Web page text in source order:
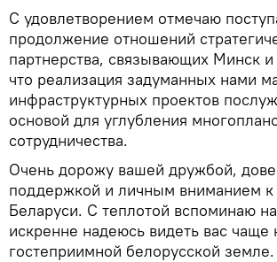
С удовлетворением отмечаю
продолжение отношений
партнерства, связывающих Минск и
что реализация задуманных нами
инфраструктурных проектов
основой для углубления
сотрудничества.
Очень дорожу вашей дружбой,
поддержкой и личным вниманием к
Беларуси. С теплотой вспоминаю
искренне надеюсь видеть вас чаще
гостеприимной белорусской земле.